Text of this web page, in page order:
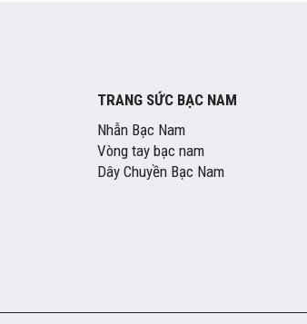
TRANG SỨC BẠC NAM
Nhẫn Bạc Nam
Vòng tay bạc nam
Dây Chuyền Bạc Nam